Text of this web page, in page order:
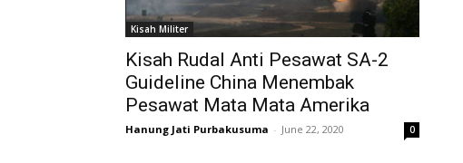
Kisah Militer
Kisah Rudal Anti Pesawat SA-2
Guideline China Menembak
Pesawat Mata Mata Amerika
Hanung Jati Purbakusuma - June 22, 2020 0